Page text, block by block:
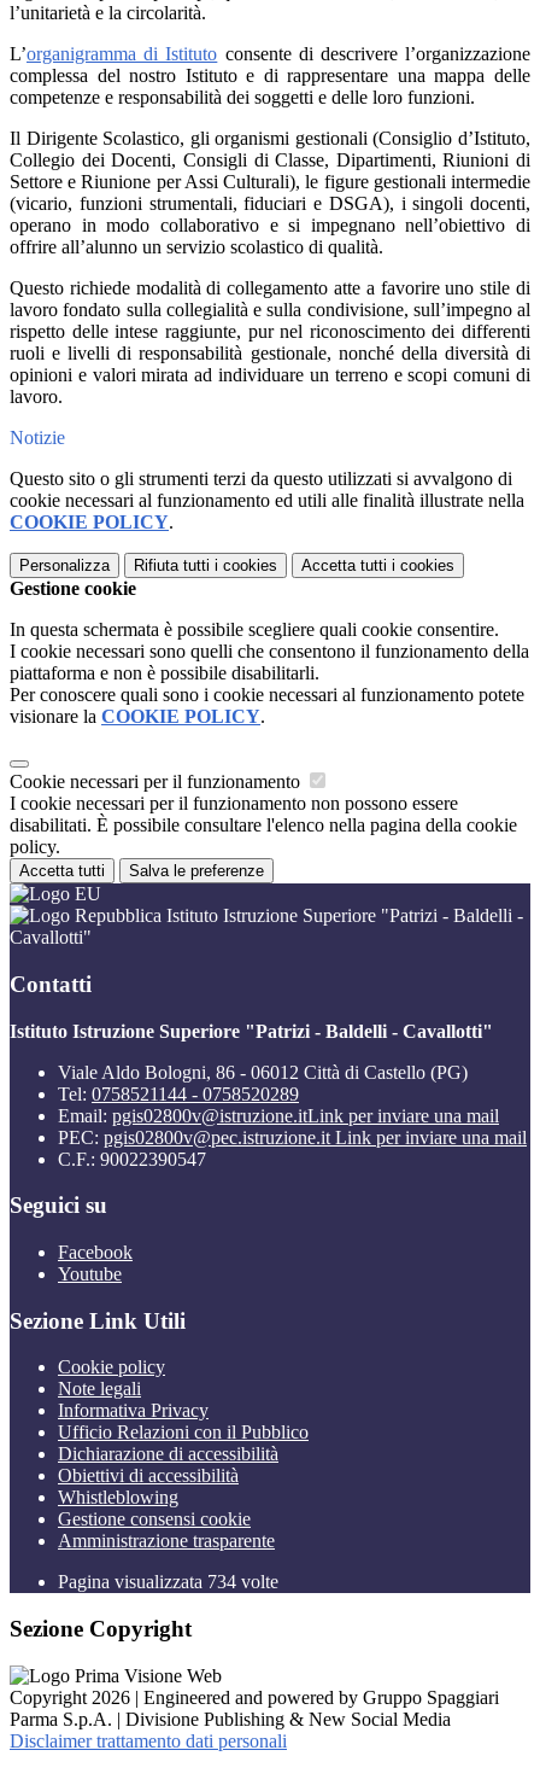
l’unitarietà e la circolarità.
L’organigramma di Istituto consente di descrivere l’organizzazione
complessa del nostro Istituto e di rappresentare una mappa delle
competenze e responsabilità dei soggetti e delle loro funzioni.
Il Dirigente Scolastico, gli organismi gestionali (Consiglio d’Istituto,
Collegio dei Docenti, Consigli di Classe, Dipartimenti, Riunioni di
Settore e Riunione per Assi Culturali), le figure gestionali intermedie
(vicario, funzioni strumentali, fiduciari e DSGA), i singoli docenti,
operano in modo collaborativo e si impegnano nell’obiettivo di
offrire all’alunno un servizio scolastico di qualità.
Questo richiede modalità di collegamento atte a favorire uno stile di
lavoro fondato sulla collegialità e sulla condivisione, sull’impegno al
rispetto delle intese raggiunte, pur nel riconoscimento dei differenti
ruoli e livelli di responsabilità gestionale, nonché della diversità di
opinioni e valori mirata ad individuare un terreno e scopi comuni di
lavoro.
Notizie
Questo sito o gli strumenti terzi da questo utilizzati si avvalgono di
cookie necessari al funzionamento ed utili alle finalità illustrate nella
COOKIE POLICY.
Personalizza Rifiuta tutti i cookies Accetta tutti i cookies
Gestione cookie
In questa schermata è possibile scegliere quali cookie consentire.
I cookie necessari sono quelli che consentono il funzionamento della
piattaforma e non è possibile disabilitarli.
Per conoscere quali sono i cookie necessari al funzionamento potete
visionare la COOKIE POLICY.
Cookie necessari per il funzionamento
I cookie necessari per il funzionamento non possono essere
disabilitati. È possibile consultare l'elenco nella pagina della cookie
policy.
Accetta tutti Salva le preferenze
Istituto Istruzione Superiore "Patrizi - Baldelli -
Cavallotti"
Contatti
Istituto Istruzione Superiore "Patrizi - Baldelli - Cavallotti"
Viale Aldo Bologni, 86 - 06012 Città di Castello (PG)
Tel: 0758521144 - 0758520289
Email: pgis02800v@istruzione.itLink per inviare una mail
PEC: pgis02800v@pec.istruzione.it Link per inviare una mail
C.F.: 90022390547
Seguici su
Facebook
Youtube
Sezione Link Utili
Cookie policy
Note legali
Informativa Privacy
Ufficio Relazioni con il Pubblico
Dichiarazione di accessibilità
Obiettivi di accessibilità
Whistleblowing
Gestione consensi cookie
Amministrazione trasparente
Pagina visualizzata 734 volte
Sezione Copyright
Copyright 2026 | Engineered and powered by Gruppo Spaggiari
Parma S.p.A. | Divisione Publishing & New Social Media
Disclaimer trattamento dati personali